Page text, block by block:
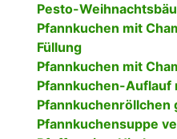
Pesto-
Pfannkuchen mit
Füllung
Pfannkuchen mit
Pfannkuchen-Auflauf
Pfannkuchenröllchen
Pfannkuchensuppe